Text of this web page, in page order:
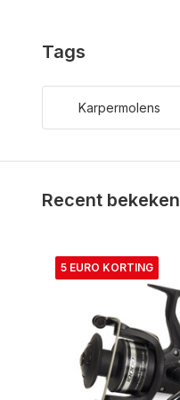
Tags
Karpermolens
Recent bekeken
5 EURO KORTING